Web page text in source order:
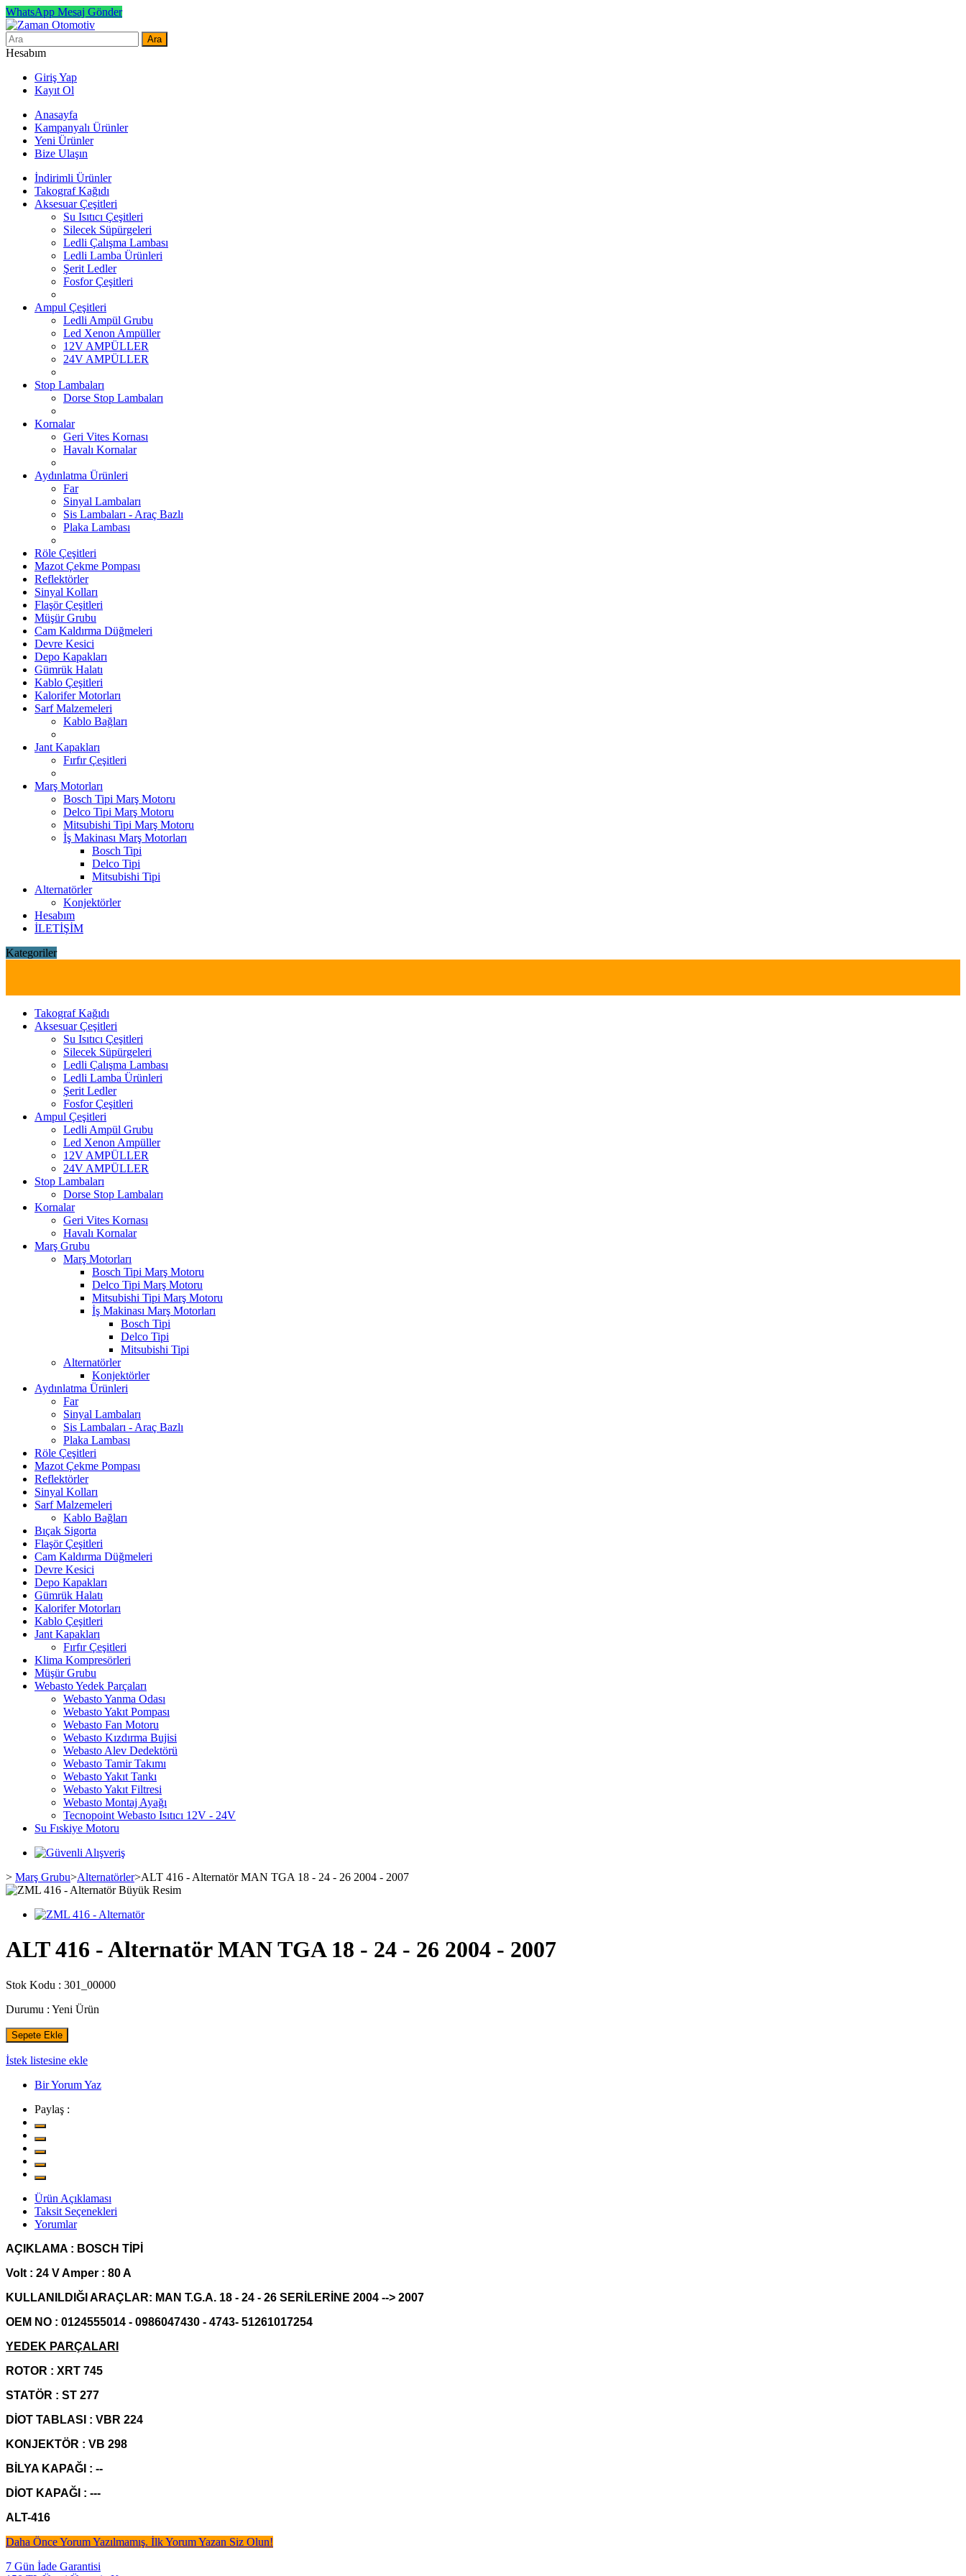
WhatsApp Mesaj Gönder
Ara
Hesabım
Giriş Yap
Kayıt Ol
Anasayfa
Kampanyalı Ürünler
Yeni Ürünler
Bize Ulaşın
İndirimli Ürünler
Takograf Kağıdı
Aksesuar Çeşitleri
Su Isıtıcı Çeşitleri
Silecek Süpürgeleri
Ledli Çalışma Lambası
Ledli Lamba Ürünleri
Şerit Ledler
Fosfor Çeşitleri
Ampul Çeşitleri
Ledli Ampül Grubu
Led Xenon Ampüller
12V AMPÜLLER
24V AMPÜLLER
Stop Lambaları
Dorse Stop Lambaları
Kornalar
Geri Vites Kornası
Havalı Kornalar
Aydınlatma Ürünleri
Far
Sinyal Lambaları
Sis Lambaları - Araç Bazlı
Plaka Lambası
Röle Çeşitleri
Mazot Çekme Pompası
Reflektörler
Sinyal Kolları
Flaşör Çeşitleri
Müşür Grubu
Cam Kaldırma Düğmeleri
Devre Kesici
Depo Kapakları
Gümrük Halatı
Kablo Çeşitleri
Kalorifer Motorları
Sarf Malzemeleri
Kablo Bağları
Jant Kapakları
Fırfır Çeşitleri
Marş Motorları
Bosch Tipi Marş Motoru
Delco Tipi Marş Motoru
Mitsubishi Tipi Marş Motoru
İş Makinası Marş Motorları
Bosch Tipi
Delco Tipi
Mitsubishi Tipi
Alternatörler
Konjektörler
Hesabım
İLETİŞİM
Kategoriler
Takograf Kağıdı
Aksesuar Çeşitleri
Su Isıtıcı Çeşitleri
Silecek Süpürgeleri
Ledli Çalışma Lambası
Ledli Lamba Ürünleri
Şerit Ledler
Fosfor Çeşitleri
Ampul Çeşitleri
Ledli Ampül Grubu
Led Xenon Ampüller
12V AMPÜLLER
24V AMPÜLLER
Stop Lambaları
Dorse Stop Lambaları
Kornalar
Geri Vites Kornası
Havalı Kornalar
Marş Grubu
Marş Motorları
Bosch Tipi Marş Motoru
Delco Tipi Marş Motoru
Mitsubishi Tipi Marş Motoru
İş Makinası Marş Motorları
Bosch Tipi
Delco Tipi
Mitsubishi Tipi
Alternatörler
Konjektörler
Aydınlatma Ürünleri
Far
Sinyal Lambaları
Sis Lambaları - Araç Bazlı
Plaka Lambası
Röle Çeşitleri
Mazot Çekme Pompası
Reflektörler
Sinyal Kolları
Sarf Malzemeleri
Kablo Bağları
Bıçak Sigorta
Flaşör Çeşitleri
Cam Kaldırma Düğmeleri
Devre Kesici
Depo Kapakları
Gümrük Halatı
Kalorifer Motorları
Kablo Çeşitleri
Jant Kapakları
Fırfır Çeşitleri
Klima Kompresörleri
Müşür Grubu
Webasto Yedek Parçaları
Webasto Yanma Odası
Webasto Yakıt Pompası
Webasto Fan Motoru
Webasto Kızdırma Bujisi
Webasto Alev Dedektörü
Webasto Tamir Takımı
Webasto Yakıt Tankı
Webasto Yakıt Filtresi
Webasto Montaj Ayağı
Tecnopoint Webasto Isıtıcı 12V - 24V
Su Fıskiye Motoru
> Marş Grubu>Alternatörler>ALT 416 - Alternatör MAN TGA 18 - 24 - 26 2004 - 2007
Büyük Resim
ALT 416 - Alternatör MAN TGA 18 - 24 - 26 2004 - 2007
Stok Kodu : 301_00000
Durumu : Yeni Ürün
Sepete Ekle
İstek listesine ekle
Bir Yorum Yaz
Paylaş :
Ürün Açıklaması
Taksit Seçenekleri
Yorumlar
AÇIKLAMA : BOSCH TİPİ
Volt : 24 V Amper : 80 A
KULLANILDIĞI ARAÇLAR: MAN T.G.A. 18 - 24 - 26 SERİLERİNE 2004 --> 2007
OEM NO : 0124555014 - 0986047430 - 4743- 51261017254
YEDEK PARÇALARI
ROTOR : XRT 745
STATÖR : ST 277
DİOT TABLASI : VBR 224
KONJEKTÖR : VB 298
BİLYA KAPAĞI : --
DİOT KAPAĞI : ---
A LT-416
Daha Önce Yorum Yazılmamış. İlk Yorum Yazan Siz Olun!
7 Gün İade Garantisi